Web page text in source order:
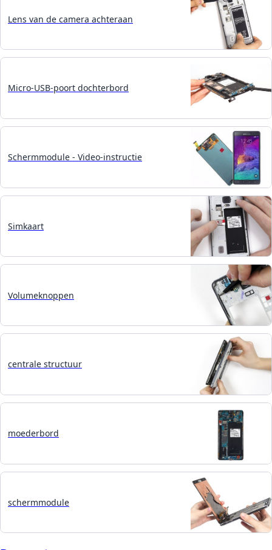
Lens van de camera achteraan
Micro-USB-poort dochterbord
Schermmodule - Video-instructie
Simkaart
Volumeknoppen
centrale structuur
moederbord
schermmodule